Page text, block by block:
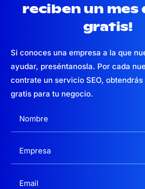
reciben un mes
gratis!
Si conoces una empresa a la que
ayudar, preséntanosla. Por cada
contrate un servicio SEO, obtendrás
gratis para tu negocio.